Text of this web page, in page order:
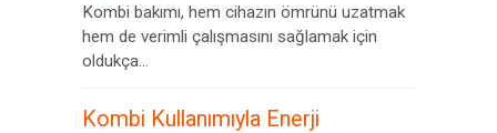
Kombi bakımı, hem cihazın ömrünü uzatmak
hem de verimli çalışmasını sağlamak için
oldukça...
Kombi Kullanımıyla Enerji